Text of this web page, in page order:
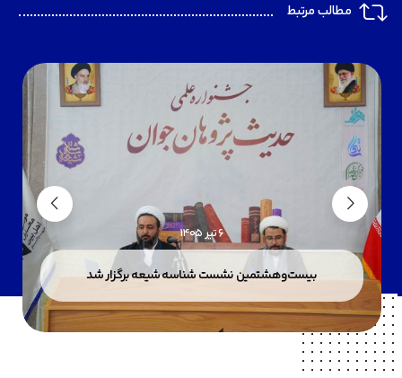
مطالب مرتبط
6 تیر 1405
بیست‌وهشتمین نشست شناسه شیعه برگزار شد